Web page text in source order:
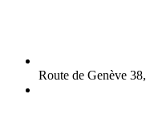
Route de Genève 38,